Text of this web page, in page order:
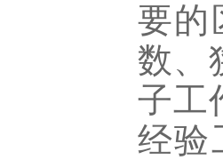
要的
数、
子工
经验